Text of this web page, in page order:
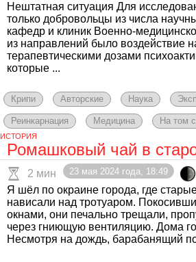
Нештатная ситуация Для
только добровольцы из числа
кафедр и клиник Военно-
из направлений было воздействие
терапевтическими дозами
которые ...
Крипи Авторские Наука
Реинкарнация Медицина На том
ИСТОРИЯ
Ромашковый чай в
2 мин 23 мая 2024 года, 18:49
Я шёл по окраине города, где
нависали над тротуаром.
окнами, они печально трещали,
через гниющую вентиляцию. Дома
Несмотря на дождь, барабанящий